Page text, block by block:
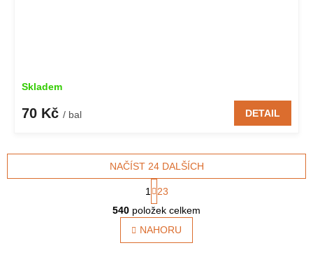
Skladem
70 Kč / bal DETAIL
O
v
l
á
NAČÍST 24 DALŠÍCH
t
r
á
n
k
1
23
540 položek celkem
NAHORU